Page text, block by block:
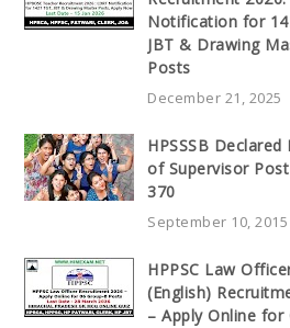
Notification for
JBT & Drawing
Posts
December 21, 2025
HPSSSB Declared
of Supervisor
370
September 10, 2015
HPPSC Law
(English)
– Apply Online for